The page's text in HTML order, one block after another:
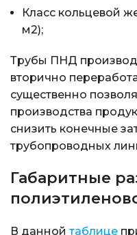
Класс кольцевой
м2);
Трубы ПНД
вторично
существенно
производства
снизить конечные
трубопроводных
Габаритные
В даннойтаблице